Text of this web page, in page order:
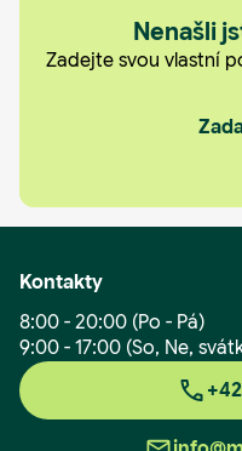
Nenašli
Zadejte svou vlastní
Kontakty
8:00 - 20:00 (Po - Pá)
9:00 - 17:00 (So, Ne,